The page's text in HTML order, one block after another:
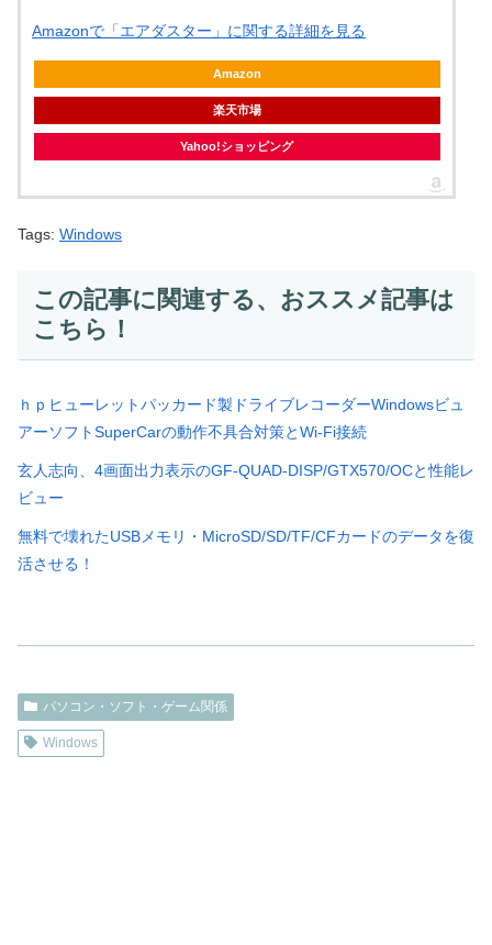
Amazonで「エアダスター」に関する詳細を見る
Amazon
楽天市場
Yahoo!ショッピング
Tags: Windows
この記事に関連する、おススメ記事は
こちら！
ｈｐヒューレットパッカード製ドライブレコーダーWindowsビュ
アーソフトSuperCarの動作不具合対策とWi-Fi接続
玄人志向、4画面出力表示のGF-QUAD-DISP/GTX570/OCと性能レ
ビュー
無料で壊れたUSBメモリ・MicroSD/SD/TF/CFカードのデータを復
活させる！
パソコン・ソフト・ゲーム関係
Windows